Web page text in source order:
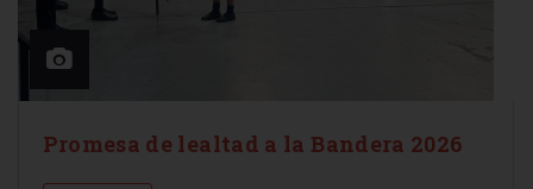
Promesa de lealtad a la Bandera 2026